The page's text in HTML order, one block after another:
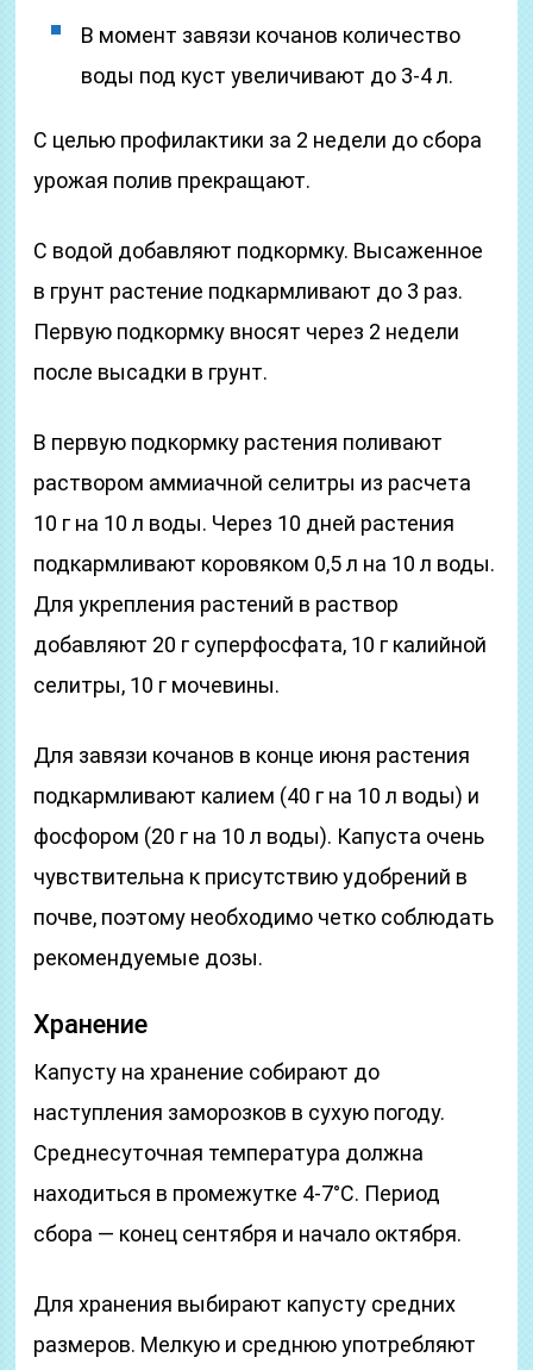
В момент завязи кочанов количество
воды под куст увеличивают до 3-4 л.
С целью профилактики за 2 недели до сбора
урожая полив прекращают.
С водой добавляют подкормку. Высаженное
в грунт растение подкармливают до 3 раз.
Первую подкормку вносят через 2 недели
после высадки в грунт.
В первую подкормку растения поливают
раствором аммиачной селитры из расчета
10 г на 10 л воды. Через 10 дней растения
подкармливают коровяком 0,5 л на 10 л воды.
Для укрепления растений в раствор
добавляют 20 г суперфосфата, 10 г калийной
селитры, 10 г мочевины.
Для завязи кочанов в конце июня растения
подкармливают калием (40 г на 10 л воды) и
фосфором (20 г на 10 л воды). Капуста очень
чувствительна к присутствию удобрений в
почве, поэтому необходимо четко соблюдать
рекомендуемые дозы.
Хранение
Капусту на хранение собирают до
наступления заморозков в сухую погоду.
Среднесуточная температура должна
находиться в промежутке 4-7°С. Период
сбора — конец сентября и начало октября.
Для хранения выбирают капусту средних
размеров. Мелкую и среднюю употребляют